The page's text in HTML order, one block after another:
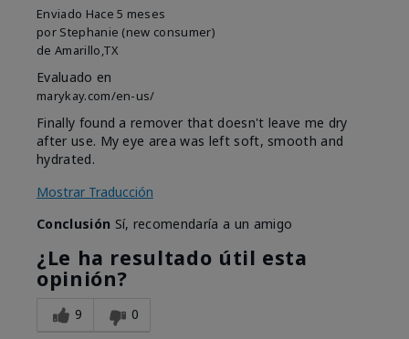
Enviado Hace 5 meses
por Stephanie (new consumer)
de Amarillo,TX
Evaluado en
marykay.com/en-us/
Finally found a remover that doesn't leave me dry
after use. My eye area was left soft, smooth and
hydrated.
Mostrar Traducción
Conclusión Sí, recomendaría a un amigo
¿Le ha resultado útil esta
opinión?
9 0